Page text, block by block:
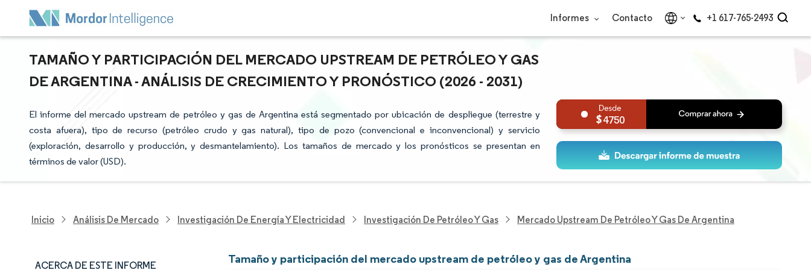
Informes Contacto +1 617-765-2493
TAMAÑO Y PARTICIPACIÓN DEL MERCADO UPSTREAM DE PETRÓLEO Y GAS
DE ARGENTINA - ANÁLISIS DE CRECIMIENTO Y PRONÓSTICO (2026 - 2031)
El informe del mercado upstream de petróleo y gas de Argentina está segmentado por ubicación de despliegue (terrestre y
costa afuera), tipo de recurso (petróleo crudo y gas natural), tipo de pozo (convencional e inconvencional) y servicio
(exploración, desarrollo y producción, y desmantelamiento). Los tamaños de mercado y los pronósticos se presentan en
términos de valor (USD).
4750
Inicio Análisis De Mercado Investigación De Energía Y Electricidad Investigación De Petróleo Y Gas Mercado Upstream De Petróleo Y Gas De Argentina
ACERCA DE ESTE INFORME Tamaño y participación del mercado upstream de petróleo y gas de Argentina